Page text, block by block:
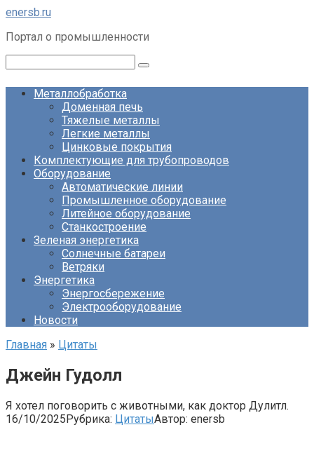
Перейти
контенту
enersb.ru
Портал о промышленности
Металлобработка
Доменная печь
Тяжелые металлы
Легкие металлы
Цинковые покрытия
Комплектующие для трубопроводов
Оборудование
Автоматические линии
Промышленное оборудование
Литейное оборудование
Станкостроение
Зеленая энергетика
Солнечные батареи
Ветряки
Энергетика
Энергосбережение
Электрооборудование
Новости
Главная » Цитаты
Джейн Гудолл
Я хотел поговорить с животными, как доктор Дулитл.
16/10/2025Рубрика: ЦитатыАвтор: enersb